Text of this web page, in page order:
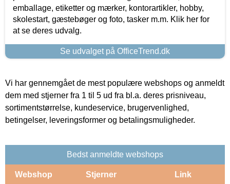
emballage, etiketter og mærker, kontorartikler, hobby,
skolestart, gæstebøger og foto, tasker m.m. Klik her for
at se deres udvalg.
Se udvalget på OfficeTrend.dk
Vi har gennemgået de mest populære webshops og anmeldt
dem med stjerner fra 1 til 5 ud fra bl.a. deres prisniveau,
sortimentstørrelse, kundeservice, brugervenlighed,
betingelser, leveringsformer og betalingsmuligheder.
Bedst anmeldte webshops
Webshop Stjerner Link